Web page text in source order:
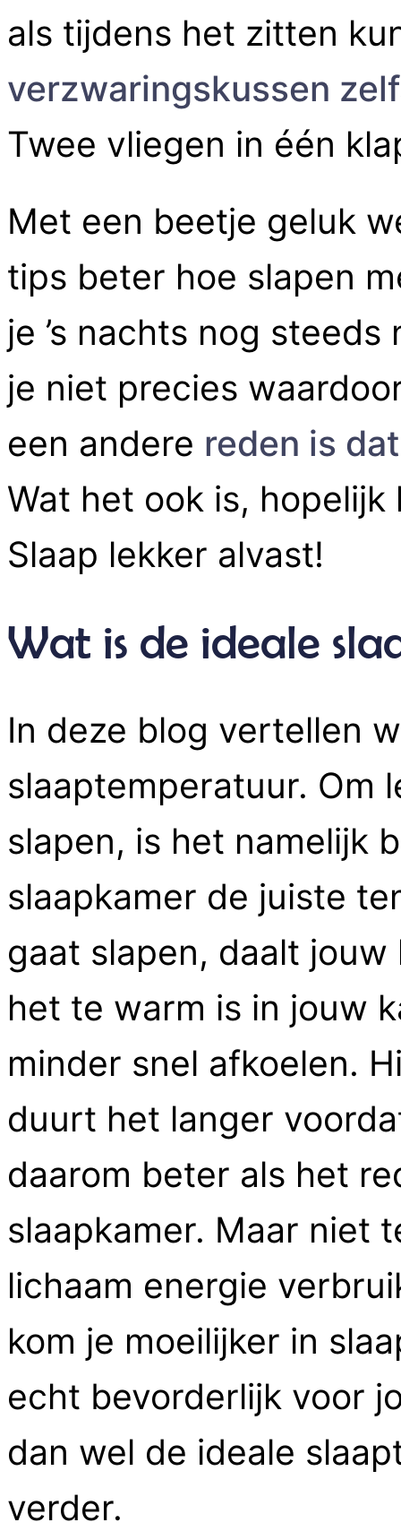
als tijdens het zitten
verzwaringskussen
Twee vliegen in één
Met een beetje geluk
tips beter hoe slapen
je ’s nachts nog
je niet precies
een andere reden is
Wat het ook is,
Slaap lekker alvast!
Wat is de ideale
In deze blog vertellen
slaaptemperatuur. Om
slapen, is het namelijk
slaapkamer de juiste
gaat slapen, daalt
het te warm is in jouw
minder snel afkoelen.
duurt het langer
daarom beter als het
slaapkamer. Maar niet
lichaam energie
kom je moeilijker in
echt bevorderlijk voor
dan wel de ideale
verder.